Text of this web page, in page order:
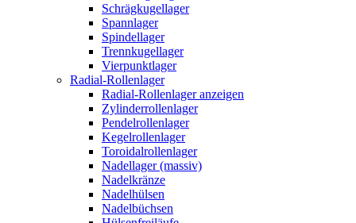
Schrägkugellager
Spannlager
Spindellager
Trennkugellager
Vierpunktlager
Radial-Rollenlager
Radial-Rollenlager anzeigen
Zylinderrollenlager
Pendelrollenlager
Kegelrollenlager
Toroidalrollenlager
Nadellager (massiv)
Nadelkränze
Nadelhülsen
Nadelbüchsen